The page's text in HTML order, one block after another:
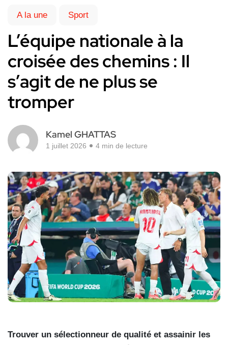
A la une Sport
L’équipe nationale à la
croisée des chemins : Il
s’agit de ne plus se
tromper
Kamel GHATTAS
1 juillet 2026 4 min de lecture
Trouver un sélectionneur de qualité et assainir les